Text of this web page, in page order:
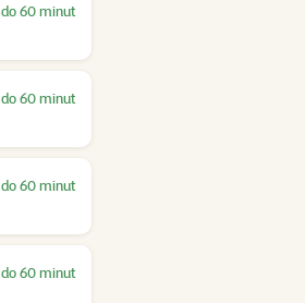
do 60 minut
do 60 minut
do 60 minut
do 60 minut